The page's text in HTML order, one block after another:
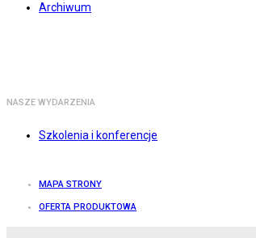
Archiwum
NASZE WYDARZENIA
Szkolenia i konferencje
MAPA STRONY
OFERTA PRODUKTOWA